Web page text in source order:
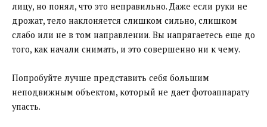
лицу, но понял, что это неправильно. Даже если руки не
дрожат, тело наклоняется слишком сильно, слишком
слабо или не в том направлении. Вы напрягаетесь еще до
того, как начали снимать, и это совершенно ни к чему.
Попробуйте лучше представить себя большим
неподвижным объектом, который не дает фотоаппарату
упасть.